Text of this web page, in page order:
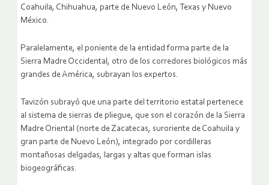
Coahuila, Chihuahua, parte de Nuevo León, Texas y Nuevo
México.
Paralelamente, el poniente de la entidad forma parte de la
Sierra Madre Occidental, otro de los corredores biológicos más
grandes de América, subrayan los expertos.
Tavizón subrayó que una parte del territorio estatal pertenece
al sistema de sierras de pliegue, que son el corazón de la Sierra
Madre Oriental (norte de Zacatecas, suroriente de Coahuila y
gran parte de Nuevo León), integrado por cordilleras
montañosas delgadas, largas y altas que forman islas
biogeográficas.